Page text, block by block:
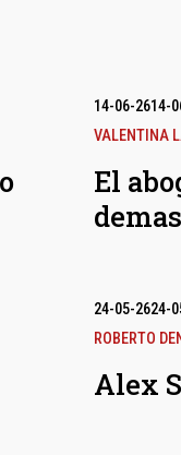
14-06-2614-
VALENTINA
El
24-05-2624-
ROBERTO
Alex